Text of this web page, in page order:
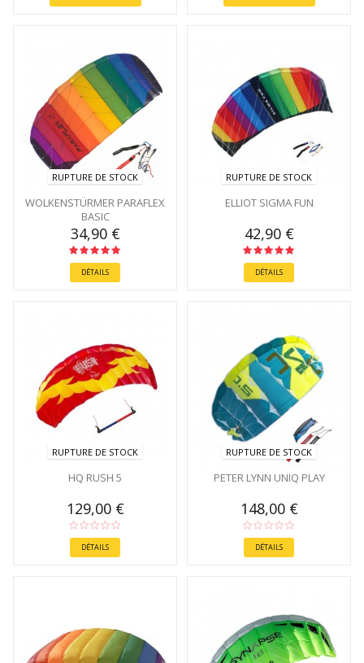
RUPTURE DE STOCK
WOLKENSTÜRMER PARAFLEX
BASIC
34,90 €
DÉTAILS
RUPTURE DE STOCK
ELLIOT SIGMA FUN
42,90 €
DÉTAILS
RUPTURE DE STOCK
HQ RUSH 5
129,00 €
DÉTAILS
RUPTURE DE STOCK
PETER LYNN UNIQ PLAY
148,00 €
DÉTAILS